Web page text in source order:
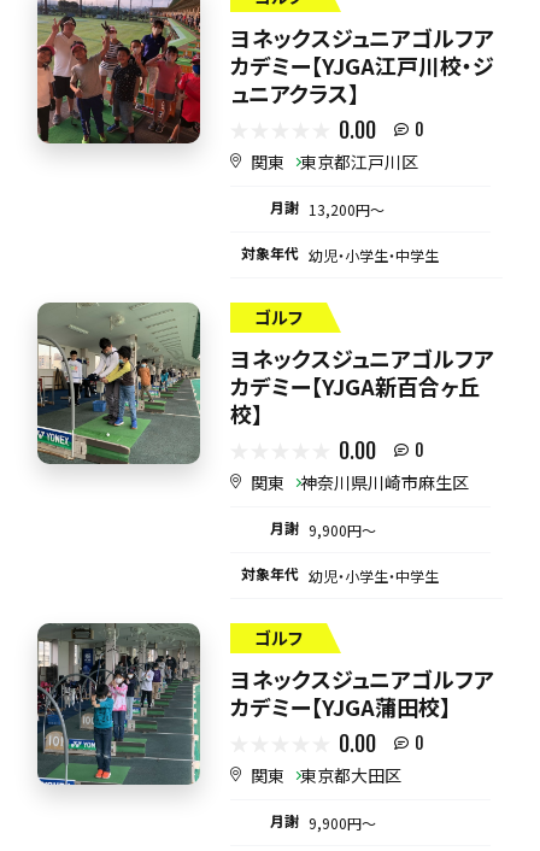
ヨネックスジュニアゴルフア
カデミー【YJGA江戸川校・ジ
ュニアクラス】
0.00 0
関東 東京都江戸川区
月謝 13,200円〜
対象年代 幼児・小学生・中学生
ゴルフ
ヨネックスジュニアゴルフア
カデミー【YJGA新百合ヶ丘
校】
0.00 0
関東 神奈川県川崎市麻生区
月謝 9,900円〜
対象年代 幼児・小学生・中学生
ゴルフ
ヨネックスジュニアゴルフア
カデミー【YJGA蒲田校】
0.00 0
関東 東京都大田区
月謝 9,900円〜